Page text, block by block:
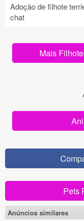
Adoção de filhote
chat
Mais
Pets
Anúncios similares